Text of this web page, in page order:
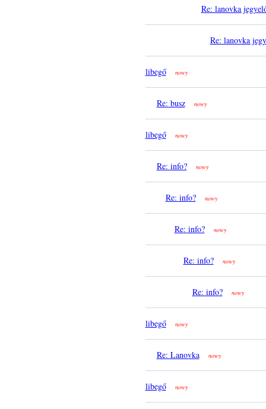
Re: lanovka
Re: lanovka
libegő nowy
Re: busz nowy
libegő nowy
Re: info? nowy
Re: info? nowy
Re: info? nowy
Re: info? nowy
Re: info? nowy
libegő nowy
Re: Lanovka nowy
libegő nowy